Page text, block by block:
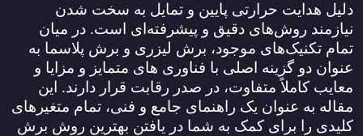
دلیل هدایت حرارتی پایین و تمایل به سخت شدن
نیازمند روش‌های دقیق و پیشرفته‌ای است. در میان
تمام تکنیک‌های موجود، برش لیزری و برش پلاسما به
عنوان دو گزینه اصلی با فناوری‌ های متمایز و مزایا و
معایب کاملاً متفاوت، در صدر رقابت قرار دارند. این
مقاله به عنوان یک راهنمای جامع و فنی، تمام متغیرهای
کلیدی را برای کمک به شما در یافتن بهترین روش برش